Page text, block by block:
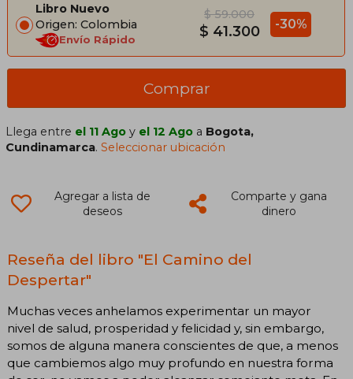
Libro Nuevo
Origen: Colombia
Envío Rápido
$ 59.000
$ 41.300 -30%
Comprar
Llega entre el 11 Ago y el 12 Ago a Bogota,
Cundinamarca.Seleccionar ubicación
Agregar a lista de
deseos
Comparte y gana
dinero
Reseña del libro "El Camino del
Despertar"
Muchas veces anhelamos experimentar un mayor
nivel de salud, prosperidad y felicidad y, sin embargo,
somos de alguna manera conscientes de que, a menos
que cambiemos algo muy profundo en nuestra forma